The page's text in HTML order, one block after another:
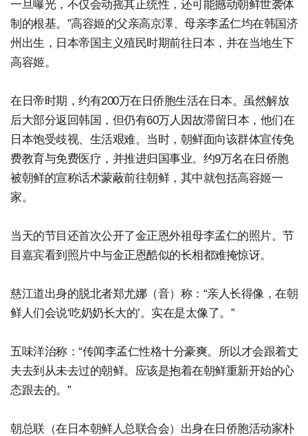
一旦曝光，不仅会动摇其正统性，还可能撼动朝鲜世袭体
制的根基。”高容姬的父亲高京澤、母亲李孟仁均在韩国济
州出生，日本帝国主义殖民时期前往日本，并在当地生下
高容姬。
在日帝时期，约有200万在日侨胞生活在日本。虽然解放
后大部分返回韩国，但仍有60万人因故滞留日本，他们在
日本饱受歧视、生活艰难。当时，朝鲜面向该群体宣传免
费教育与免费医疗，并推进归国事业。约9万名在日侨胞
被朝鲜的宣称话术蒙蔽前往朝鲜，其中就包括高容姬一
家。
当天的节目还首次公开了金正恩外祖母李孟仁的照片。节
目嘉宾看到照片中与金正恩酷似的长相都难掩惊讶。
慈江道出身的脱北者郑尤娜（音）称：“亲人长得像，在朝
鲜人们会说‘吃奶奶长大的’。实在是太像了。”
五味洋治称：“传闻李孟仁性格十分豪爽。所以才会跟着丈
夫去到从未去过的朝鲜。应该是抱着在朝鲜重新开始的心
态跟去的。”
朝总联（在日本朝鲜人总联合会）出身在日侨胞活动家朴